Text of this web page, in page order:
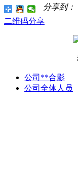
分享到：
二维码分享
公司**合影
公司全体人员